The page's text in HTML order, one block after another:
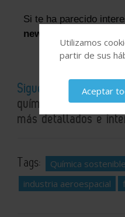
Si te ha parecido
newsletters
Sigue el canal de
químico y
más detallados e
Tags: Química sostenible
industria aeroespacial
Utilizamos
partir de sus
Aceptar